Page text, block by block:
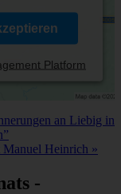
Platform
an Liebig in
Manuel Heinrich »
-